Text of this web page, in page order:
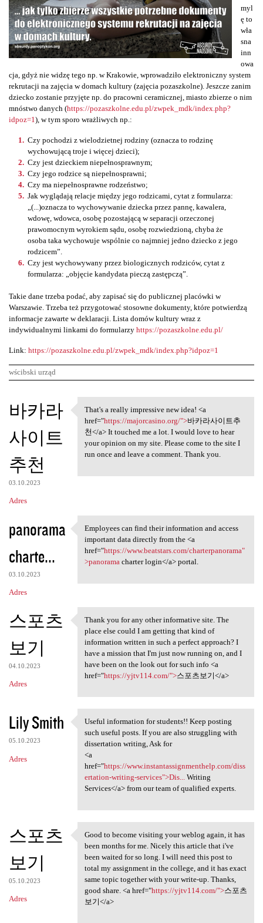
myl
ę to
wła
sna
inn
owa
cja, gdyż nie widzę tego np. w Krakowie, wprowadziło elektroniczny system
rekrutacji na zajęcia w domach kultury (zajęcia pozaszkolne). Jeszcze zanim
dziecko zostanie przyjęte np. do pracowni ceramicznej, miasto zbierze o nim
mnóstwo danych (https://pozaszkolne.edu.pl/zwpek_mdk/index.php?
idpoz=1), w tym sporo wrażliwych np.:
Czy pochodzi z wielodzietnej rodziny (oznacza to rodzinę
wychowującą troje i więcej dzieci);
Czy jest dzieckiem niepełnosprawnym;
Czy jego rodzice są niepełnosprawni;
Czy ma niepełnosprawne rodzeństwo;
Jak wyglądają relacje między jego rodzicami, cytat z formularza:
„(...)oznacza to wychowywanie dziecka przez pannę, kawalera,
wdowę, wdowca, osobę pozostającą w separacji orzeczonej
prawomocnym wyrokiem sądu, osobę rozwiedzioną, chyba że
osoba taka wychowuje wspólnie co najmniej jedno dziecko z jego
rodzicem”.
Czy jest wychowywany przez biologicznych rodziców, cytat z
formularza: „objęcie kandydata pieczą zastępczą”.
Takie dane trzeba podać, aby zapisać się do publicznej placówki w
Warszawie. Trzeba też przygotować stosowne dokumenty, które potwierdzą
informacje zawarte w deklaracji. Lista domów kultury wraz z
indywidualnymi linkami do formularzy https://pozaszkolne.edu.pl/
Link: https://pozaszkolne.edu.pl/zwpek_mdk/index.php?idpoz=1
wścibski urząd
K
o
m
n
t
a
z
e
바카라
사이트
추천
03.10.2023
Adres
That's a really impressive
That's a really impressive new idea! <a
href="https://majorcasino.org/">바카라사이트추
천</a> It touched me a lot. I would love to hear
your opinion on my site. Please come to the site I
run once and leave a comment. Thank you.
panorama
charte...
03.10.2023
Adres
Employees can find their
Employees can find their information and access
important data directly from the <a
href="https://www.beatstars.com/charterpanorama"
>panoramacharter login</a> portal.
스포츠
보기
04.10.2023
Adres
Thank you for any other
Thank you for any other informative site. The
place else could I am getting that kind of
information written in such a perfect approach? I
have a mission that I'm just now running on, and I
have been on the look out for such info <a
href="https://yjtv114.com/">스포츠보기</a>
Lily Smith
05.10.2023
Adres
Useful information for
Useful information for students!! Keep posting
such useful posts. If you are also struggling with
dissertation writing, Ask for
<a
href="https://www.instantassignmenthelp.com/diss
ertation-writing-services">Dis...Writing
Services</a> from our team of qualified experts.
스포츠
보기
05.10.2023
Adres
Good to become visiting your
Good to become visiting your weblog again, it has
been months for me. Nicely this article that i've
been waited for so long. I will need this post to
total my assignment in the college, and it has exact
same topic together with your write-up. Thanks,
good share. <a href="https://yjtv114.com/">스포츠
보기</a>